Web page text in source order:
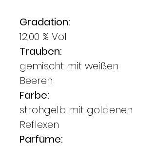
Gradation:
12,00 % Vol
Trauben:
gemischt mit weißen
Beeren
Farbe:
strohgelb mit goldenen
Reflexen
Parfüme: